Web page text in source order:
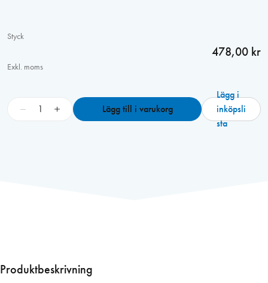
Styck
478,00 kr
Exkl. moms
0
+ Lägg till i varukorg
Lägg i
inköpsli
sta
Produktbeskrivning